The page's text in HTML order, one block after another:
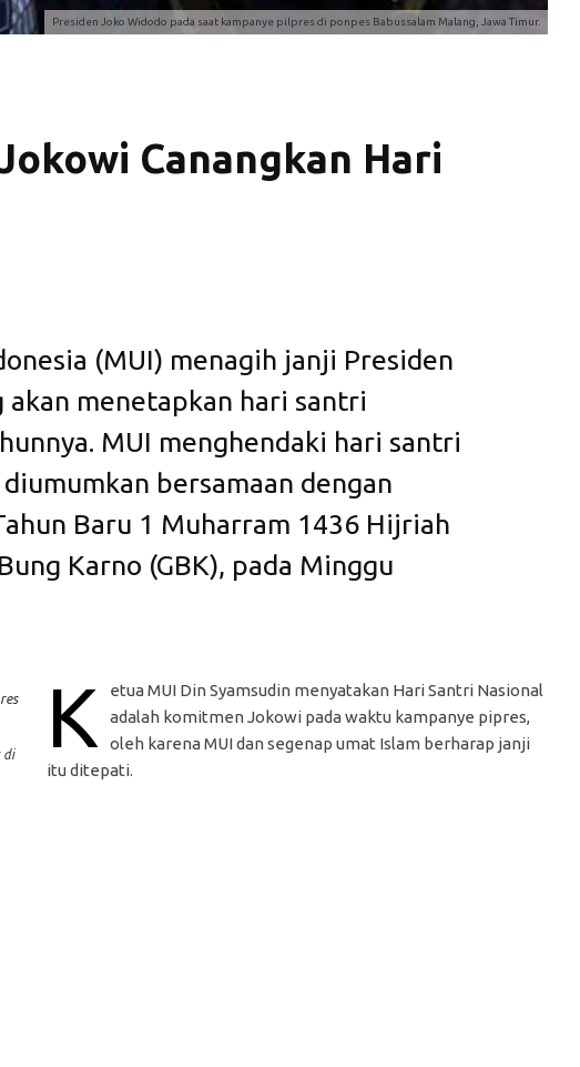
Presiden Joko Widodo pada saat kampanye pilpres di ponpes Babussalam Malang, Jawa Timur.
Canangkan Hari
(MUI) menagih janji Presiden
akan menetapkan hari santri
MUI menghendaki hari santri
bersamaan dengan
Baru 1 Muharram 1436 Hijriah
Karno (GBK), pada Minggu
di
K
etua MUI Din Syamsudin menyatakan Hari Santri Nasional
adalah komitmen Jokowi pada waktu kampanye pipres,
oleh karena MUI dan segenap umat Islam berharap janji
itu ditepati.